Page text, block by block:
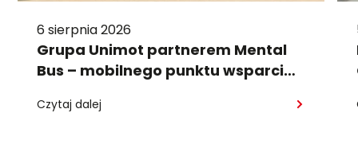
6 sierpnia 2026
Grupa Unimot partnerem Mental
Bus – mobilnego punktu wsparcia
Czytaj dalej